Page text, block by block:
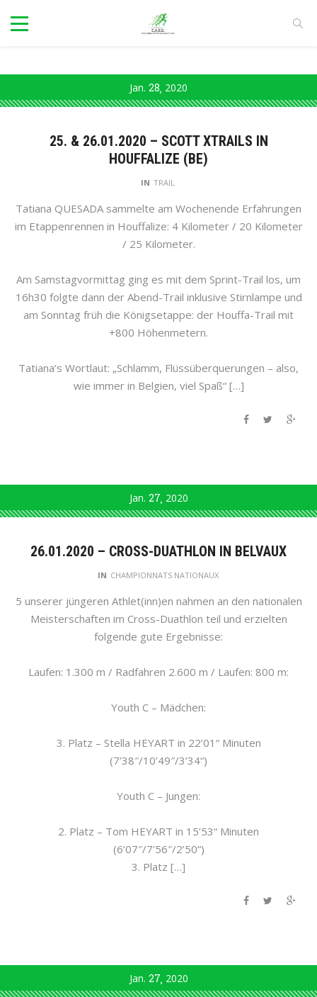
Jan. 28 2020
25. & 26.01.2020 – SCOTT XTRAILS IN
HOUFFALIZE (BE)
IN TRAIL
Tatiana QUESADA sammelte am Wochenende Erfahrungen
im Etappenrennen in Houffalize: 4 Kilometer / 20 Kilometer
/ 25 Kilometer.
Am Samstagvormittag ging es mit dem Sprint-Trail los, um
16h30 folgte dann der Abend-Trail inklusive Stirnlampe und
am Sonntag früh die Königsetappe: der Houffa-Trail mit
+800 Höhenmetern.
Tatiana’s Wortlaut: „Schlamm, Flüssüberquerungen – also,
wie immer in Belgien, viel Spaß“ […]
Jan. 27 2020
26.01.2020 – CROSS-DUATHLON IN BELVAUX
IN CHAMPIONNATS NATIONAUX
5 unserer jüngeren Athlet(inn)en nahmen an den nationalen
Meisterschaften im Cross-Duathlon teil und erzielten
folgende gute Ergebnisse:
Laufen: 1.300 m / Radfahren 2.600 m / Laufen: 800 m:
Youth C – Mädchen:
3. Platz – Stella HEYART in 22’01“ Minuten
(7’38″/10’49″/3’34“)
Youth C – Jungen:
2. Platz – Tom HEYART in 15’53“ Minuten
(6’07″/7’56″/2’50“)
3. Platz […]
Jan. 27 2020